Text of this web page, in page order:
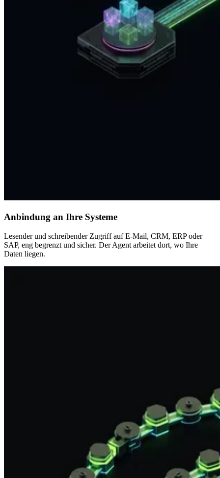
Anbindung an Ihre Systeme
Lesender und schreibender Zugriff auf E-Mail, CRM, ERP oder
SAP, eng begrenzt und sicher. Der Agent arbeitet dort, wo Ihre
Daten liegen.